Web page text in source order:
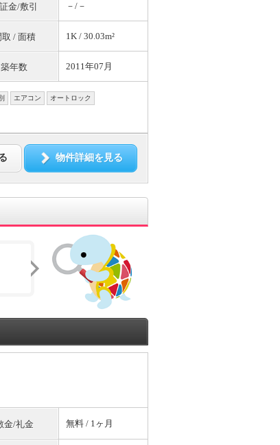
金/敷引 －/－
取 / 面積 1K / 30.03m²
築年数 2011年07月
エアコン オートロック
物件詳細を見る
金/礼金 無料 / 1ヶ月